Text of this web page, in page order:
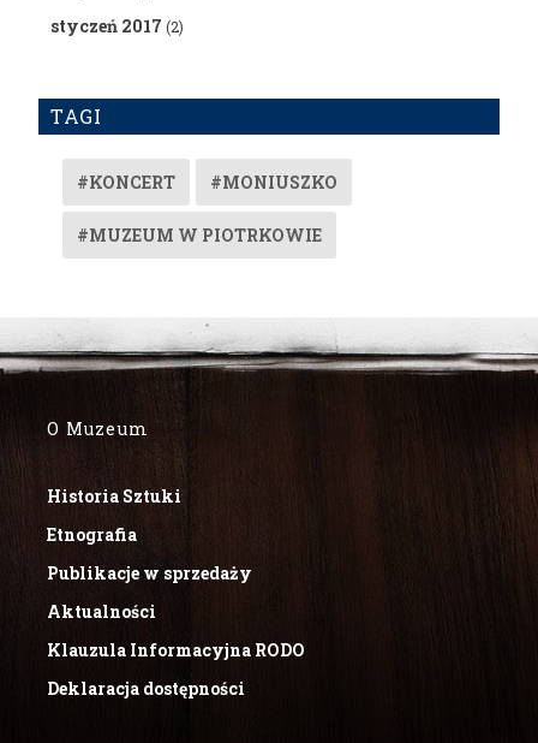
styczeń 2017 (2)
TAGI
#KONCERT #MONIUSZKO
#MUZEUM W PIOTRKOWIE
O Muzeum
Historia Sztuki
Etnografia
Publikacje w sprzedaży
Aktualności
Klauzula Informacyjna RODO
Deklaracja dostępności